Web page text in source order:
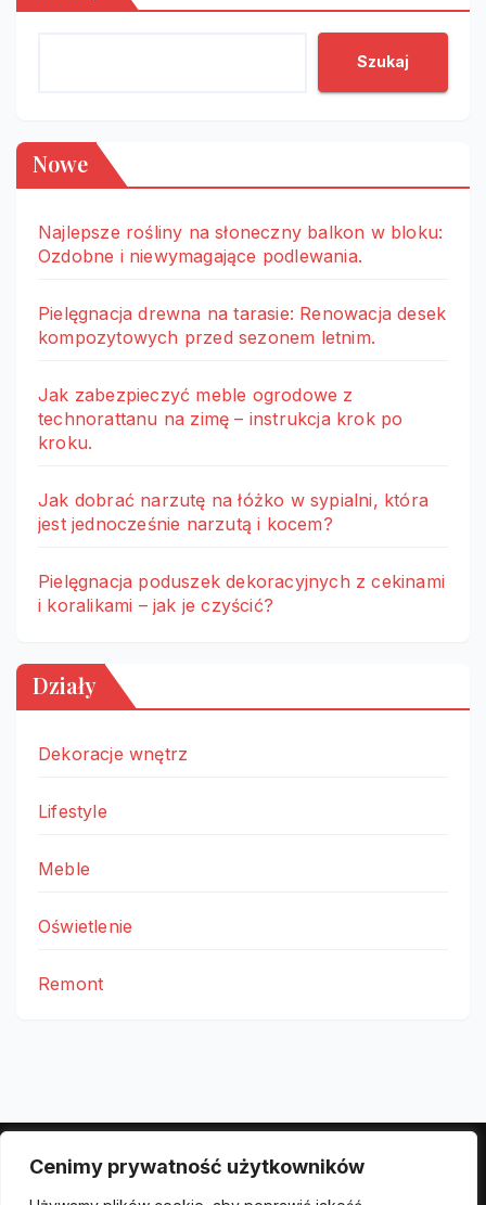
Cenimy prywatność użytkowników
Szukaj
Nowe
Najlepsze rośliny na słoneczny balkon w bloku:
Ozdobne i niewymagające podlewania.
Pielęgnacja drewna na tarasie: Renowacja desek
kompozytowych przed sezonem letnim.
Jak zabezpieczyć meble ogrodowe z
technorattanu na zimę – instrukcja krok po
kroku.
Jak dobrać narzutę na łóżko w sypialni, która
jest jednocześnie narzutą i kocem?
Pielęgnacja poduszek dekoracyjnych z cekinami
i koralikami – jak je czyścić?
Działy
Dekoracje wnętrz
Lifestyle
Meble
Oświetlenie
Remont
Polityka prywatności